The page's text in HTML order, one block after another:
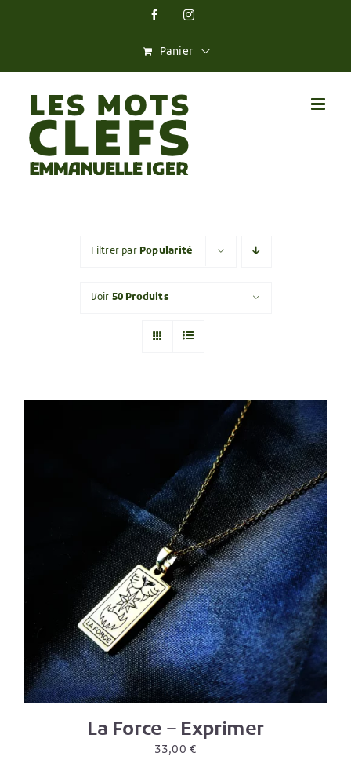
FacebookInstagram
Panier
Filtrer par Popularité
Voir 50 Produits
La Force – Exprimer
33,00€